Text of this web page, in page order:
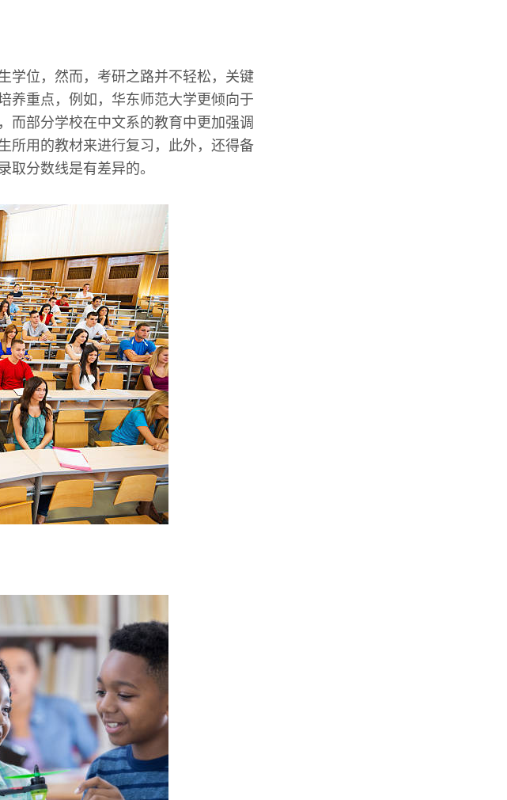
学位，然而，考研之路并不轻松，关键
养重点，例如，华东师范大学更倾向于
而部分学校在中文系的教育中更加强调
所用的教材来进行复习，此外，还得备
取分数线是有差异的。